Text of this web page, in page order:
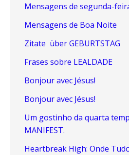
Mensagens de segunda-
Mensagens de Boa Noite
Zitate über GEBURTSTAG
Frases sobre LEALDADE
Bonjour avec Jésus!
Bonjour avec Jésus!
Um gostinho da quarta
MANIFEST.
Heartbreak High: Onde